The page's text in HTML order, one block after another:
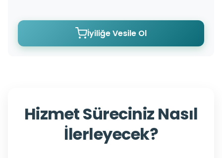
İyiliğe Vesile Ol
Hizmet Süreciniz Nasıl
İlerleyecek?